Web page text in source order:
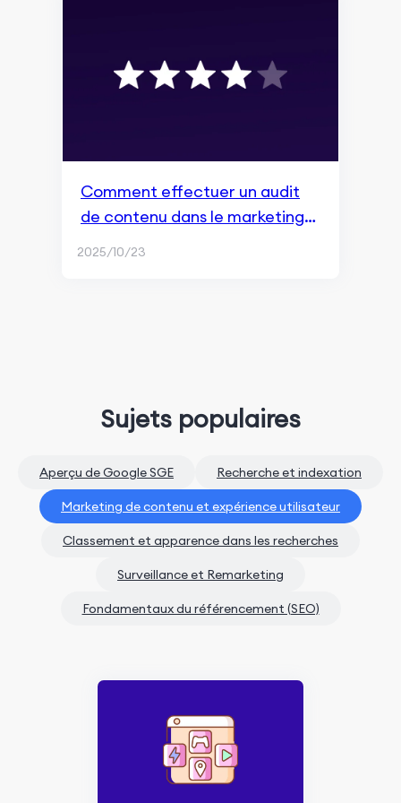
Comment effectuer un audit
de contenu dans le marketing
2025/10/23
Sujets populaires
Aperçu de Google SGE Recherche et indexation
Marketing de contenu et expérience utilisateur
Classement et apparence dans les recherches
Surveillance et Remarketing
Fondamentaux du référencement (SEO)